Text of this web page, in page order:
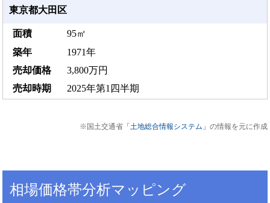
東京都大田区
95㎡
1971年
3,800万円
2025年第1四半期
※国土交通省 「土地総合情報システム」 の情報を元に作成
相場価格帯分析マッピング